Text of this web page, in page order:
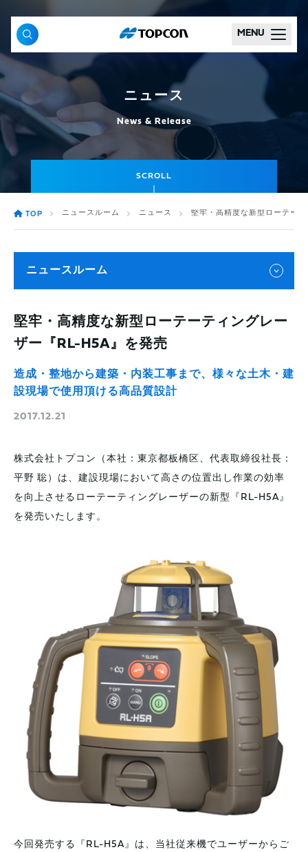
MENU
ニュース
News & Release
SCROLL
TOP ニュースルーム ニュース 堅牢・高精度な新型ローテー
ニュースルーム
堅牢・高精度な新型ローテーティングレー
ザー『RL-H5A』を発売
造成・整地から建築・内装工事まで、様々な土木・建
設現場で使用頂ける高品質設計
2017.12.21
株式会社トプコン（本社：東京都板橋区、代表取締役社長：
平野 聡）は、建設現場において高さの位置出し作業の効率
を向上させるローテーティングレーザーの新型『RL-H5A』
を発売いたします。
今回発売する『RL-H5A』は、当社従来機でユーザーからご